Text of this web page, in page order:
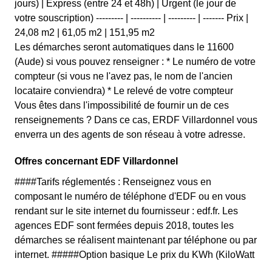
jours) | Express (entre 24 et 48h) | Urgent (le jour de
votre souscription) --------- | ---------- | --------- | ------- Prix |
24,08 m2 | 61,05 m2 | 151,95 m2
Les démarches seront automatiques dans le 11600
(Aude) si vous pouvez renseigner : * Le numéro de votre
compteur (si vous ne l'avez pas, le nom de l'ancien
locataire conviendra) * Le relevé de votre compteur
Vous êtes dans l'impossibilité de fournir un de ces
renseignements ? Dans ce cas, ERDF Villardonnel vous
enverra un des agents de son réseau à votre adresse.
Offres concernant EDF Villardonnel
####Tarifs réglementés : Renseignez vous en
composant le numéro de téléphone d'EDF ou en vous
rendant sur le site internet du fournisseur : edf.fr. Les
agences EDF sont fermées depuis 2018, toutes les
démarches se réalisent maintenant par téléphone ou par
internet. #####Option basique Le prix du KWh (KiloWatt